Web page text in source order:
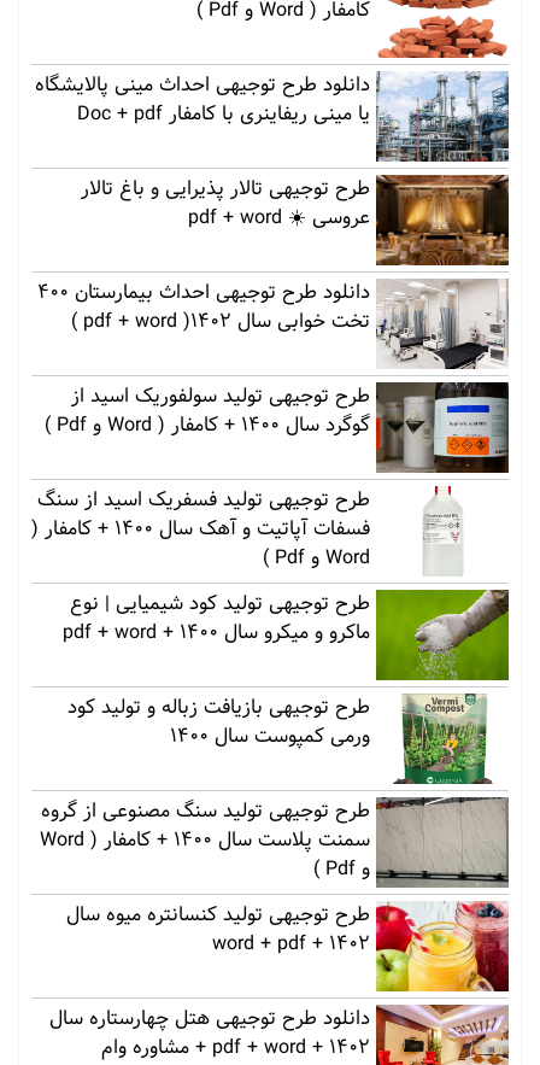
کامفار ( Word و Pdf )
دانلود طرح توجیهی احداث مینی پالایشگاه
یا مینی ریفاینری با کامفار Doc + pdf
طرح توجیهی تالار پذیرایی و باغ تالار
عروسی ☀️ pdf + word
دانلود طرح توجیهی احداث بیمارستان 400
تخت خوابی سال 1402( pdf + word )
طرح توجیهی تولید سولفوریک اسید از
گوگرد سال 1400 + کامفار ( Word و Pdf )
طرح توجیهی تولید فسفریک اسید از سنگ
فسفات آپاتیت و آهک سال 1400 + کامفار (
Word و Pdf )
طرح توجیهی تولید کود شیمیایی | نوع
ماکرو و میکرو سال 1400 + pdf + word
طرح توجیهی بازیافت زباله و تولید کود
ورمی کمپوست سال 1400
طرح توجیهی تولید سنگ مصنوعی از گروه
سمنت پلاست سال 1400 + کامفار ( Word
و Pdf )
طرح توجیهی تولید کنسانتره میوه سال
1402 + word + pdf
دانلود طرح توجیهی هتل چهارستاره سال
1402 + pdf + word + مشاوره وام